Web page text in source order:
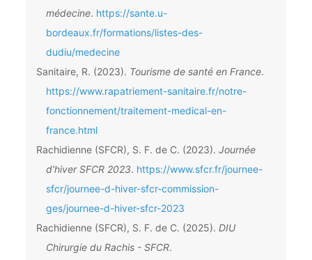
médecine. https://sante.u-
bordeaux.fr/formations/listes-des-
dudiu/medecine
Sanitaire, R. (2023). Tourisme de santé en France.
https://www.rapatriement-sanitaire.fr/notre-
fonctionnement/traitement-medical-en-
france.html
Rachidienne (SFCR), S. F. de C. (2023). Journée
d’hiver SFCR 2023. https://www.sfcr.fr/journee-
sfcr/journee-d-hiver-sfcr-commission-
ges/journee-d-hiver-sfcr-2023
Rachidienne (SFCR), S. F. de C. (2025). DIU
Chirurgie du Rachis - SFCR.